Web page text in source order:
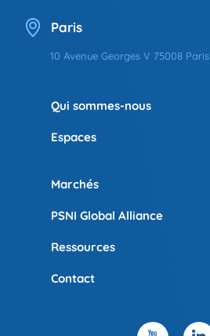
Paris
10 Avenue Georges V 75008 Paris
Qui sommes-nous
Espaces
Marchés
PSNI Global Alliance
Ressources
Contact